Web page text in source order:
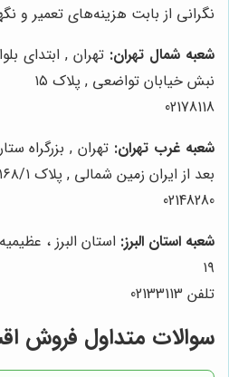
نگرانی از بابت هزینه‌های تعمیر و
شعبه شمال تهران: تهران , ابتدای
نبش خیابان تواضعی , پلاک ۱۵
02178118
شعبه غرب تهران: تهران , بزرگراه
بعد از ایران زمین شمالی , پلاک ۱۶۸/۱
02148280
شعبه استان البرز:
۱۹
تلفن 02133113
سوالات متداول فروش